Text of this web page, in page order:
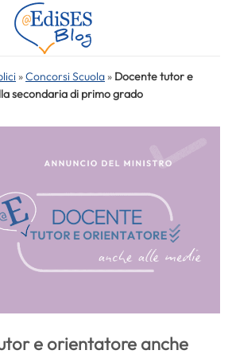
»Concorsi Scuola » Docente tutor e
secondaria di primo grado
e orientatore anche